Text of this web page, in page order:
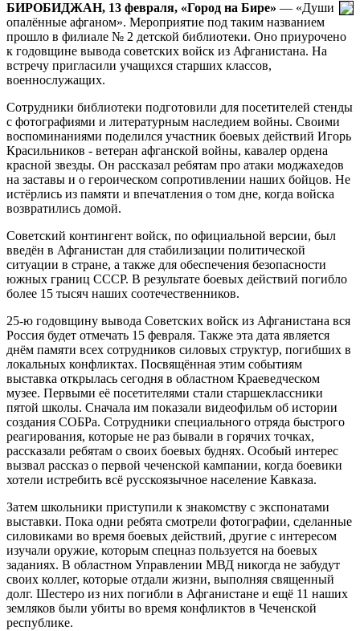
Афганистана
БИРОБИДЖАН, 13 февраля, «Город на Бире» — «Души
опалённые афганом». Мероприятие под таким названием
прошло в филиале № 2 детской библиотеки. Оно приурочено
к годовщине вывода советских войск из Афганистана. На
встречу пригласили учащихся старших классов,
военнослужащих.
Сотрудники библиотеки подготовили для посетителей стенды
с фотографиями и литературным наследием войны. Своими
воспоминаниями поделился участник боевых действий Игорь
Красильников - ветеран афганской войны, кавалер ордена
красной звезды. Он рассказал ребятам про атаки моджахедов
на заставы и о героическом сопротивлении наших бойцов. Не
истёрлись из памяти и впечатления о том дне, когда войска
возвратились домой.
Советский контингент войск, по официальной версии, был
введён в Афганистан для стабилизации политической
ситуации в стране, а также для обеспечения безопасности
южных границ СССР. В результате боевых действий погибло
более 15 тысяч наших соотечественников.
25-ю годовщину вывода Советских войск из Афганистана вся
Россия будет отмечать 15 февраля. Также эта дата является
днём памяти всех сотрудников силовых структур, погибших в
локальных конфликтах. Посвящённая этим событиям
выставка открылась сегодня в областном Краеведческом
музее. Первыми её посетителями стали старшеклассники
пятой школы. Сначала им показали видеофильм об истории
создания СОБРа. Сотрудники специального отряда быстрого
реагирования, которые не раз бывали в горячих точках,
рассказали ребятам о своих боевых буднях. Особый интерес
вызвал рассказ о первой чеченской кампании, когда боевики
хотели истребить всё русскоязычное население Кавказа.
Затем школьники приступили к знакомству с экспонатами
выставки. Пока одни ребята смотрели фотографии, сделанные
силовиками во время боевых действий, другие с интересом
изучали оружие, которым спецназ пользуется на боевых
заданиях. В областном Управлении МВД никогда не забудут
своих коллег, которые отдали жизни, выполняя священный
долг. Шестеро из них погибли в Афганистане и ещё 11 наших
земляков были убиты во время конфликтов в Чеченской
республике.